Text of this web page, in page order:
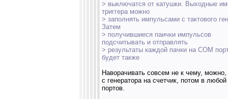
> выключатся от катушки. Выходные
триггера можно
> заполнять импульсами с тактового
Затем
> получившиеся паички импульсов
подсчитывать и отправлять
> результаты каждой пачки на COM
будет также
Наворачивать совсем не к чему, можно,
с генератора на счетчик, потом в любой
портов.